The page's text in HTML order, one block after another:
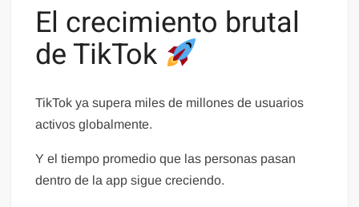
El crecimiento brutal
de TikTok
TikTok ya supera miles de millones de usuarios
activos globalmente.
Y el tiempo promedio que las personas pasan
dentro de la app sigue creciendo.